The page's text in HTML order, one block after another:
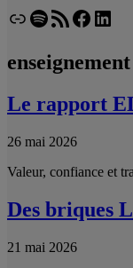
LienSpotify
Flux RSS
enseignement
Le rapport
26 mai 2026
Valeur, confiance et
Des briques
21 mai 2026